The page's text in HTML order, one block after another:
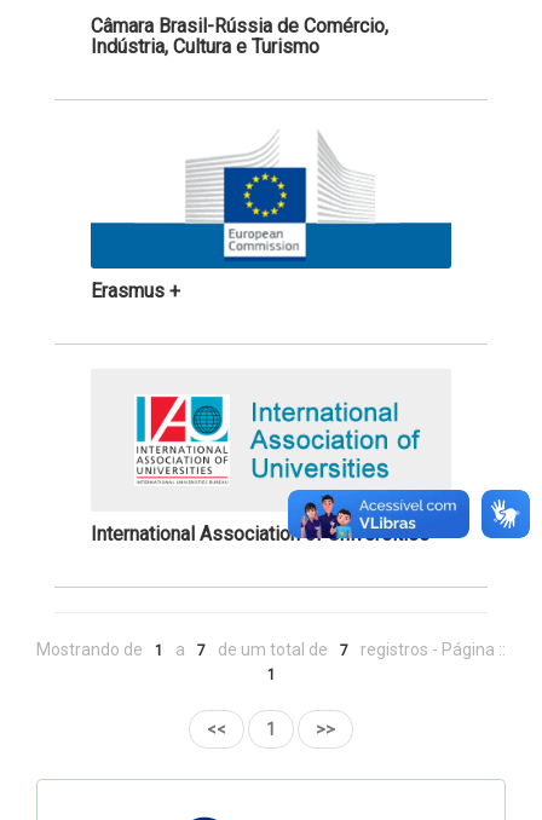
Câmara Brasil-Rússia de Comércio,
Indústria, Cultura e Turismo
Erasmus +
International Association of Universities
Mostrando de 1 a 7 de um total de 7 registros - Página ::
1
<< 1 >>